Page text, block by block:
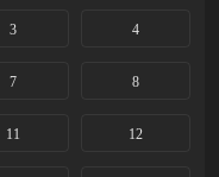
3 4
7 8
11 12